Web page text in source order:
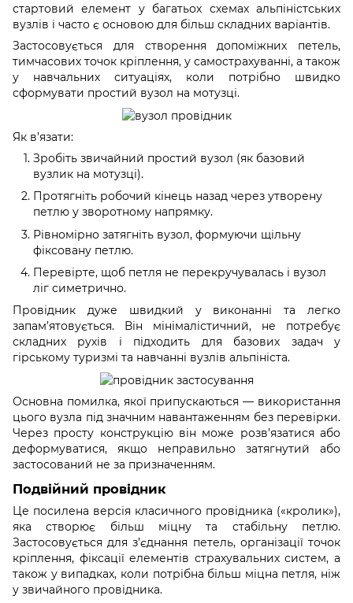
стартовий елемент у багатьох схемах альпіністських
вузлів і часто є основою для більш складних варіантів.
Застосовується для створення допоміжних петель,
тимчасових точок кріплення, у самострахуванні, а також
у навчальних ситуаціях, коли потрібно швидко
сформувати простий вузол на мотузці.
Як в’язати:
Зробіть звичайний простий вузол (як базовий
вузлик на мотузці).
Протягніть робочий кінець назад через утворену
петлю у зворотному напрямку.
Рівномірно затягніть вузол, формуючи щільну
фіксовану петлю.
Перевірте, щоб петля не перекручувалась і вузол
ліг симетрично.
Провідник дуже швидкий у виконанні та легко
запам’ятовується. Він мінімалістичний, не потребує
складних рухів і підходить для базових задач у
гірському туризмі та навчанні вузлів альпініста.
Основна помилка, якої припускаються — використання
цього вузла під значним навантаженням без перевірки.
Через просту конструкцію він може розв’язатися або
деформуватися, якщо неправильно затягнутий або
застосований не за призначенням.
Подвійний провідник
Це посилена версія класичного провідника («кролик»),
яка створює більш міцну та стабільну петлю.
Застосовується для з’єднання петель, організації точок
кріплення, фіксації елементів страхувальних систем, а
також у випадках, коли потрібна більш міцна петля, ніж
у звичайного провідника.